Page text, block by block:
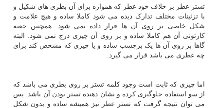
تستر عطر بر خلاف خود عطر که همواره برای آن بطری های شکیل و
با تزئینات مختلف تدارک دیده می شود کاملا ساده و هیچ علامت و
شکل خاصی بر روی آن ها قرار داده نمی شود. همچنین جعبه
کارتونی آن هم کاملا ساده و بر روی آن چیزی درج نمی شود. البته
گاها بر روی آن ها یک برچسب ساده و یا چیزی که مشخص کند برای
چه عطری می باشد قرار می گیرد.
اما چیزی که ثابت است وجود کلمه تستر بر روی بطری می باشد که
از سو استفاده جلوگیری کرده و نشان دهنده تستر بودن آن باشد. پس
می توان نتیجه گرفت که تستر عطر نیز همیشه ساده و بدون شکل